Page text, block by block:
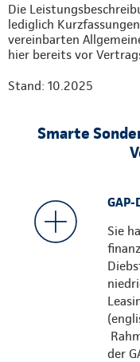
Die
lediglich
vereinbarten
hier bereits vor
Stand: 10.2025
Smarte
GAP-
Sie
der